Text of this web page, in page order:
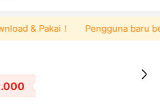
& Pakai！ Pengguna baru